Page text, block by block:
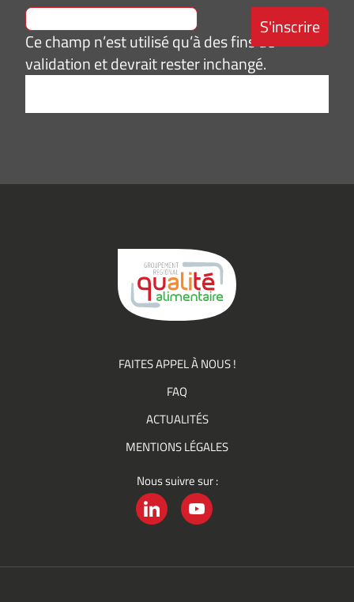
Ce champ n’est utilisé qu’à des fins de
validation et devrait rester inchangé.
e-
FAITES APPEL À NOUS !
FAQ
ACTUALITÉS
MENTIONS LÉGALES
Nous suivre sur :